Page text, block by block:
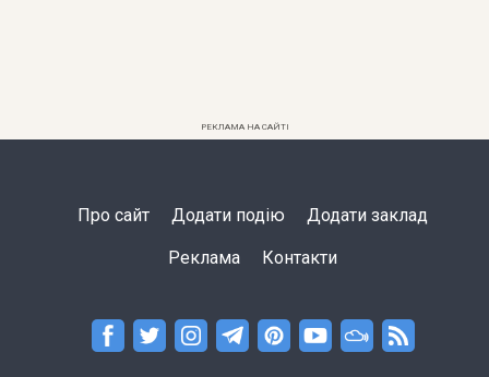
РЕКЛАМА НА САЙТІ
Про сайт Додати подію Додати заклад
Реклама Контакти